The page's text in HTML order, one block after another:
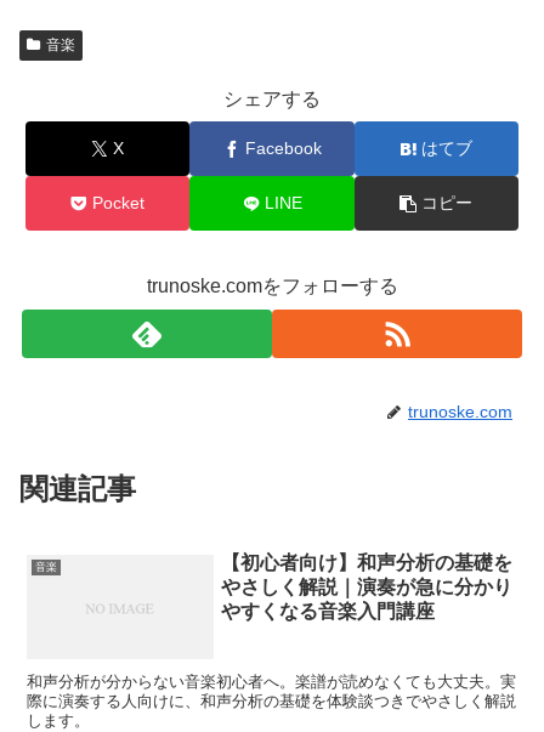
音楽
シェアする
X Facebook はてブ
Pocket LINE コピー
trunoske.comをフォローする
trunoske.com
関連記事
音楽
【初心者向け】和声分析の基礎を
やさしく解説｜演奏が急に分かり
やすくなる音楽入門講座
和声分析が分からない音楽初心者へ。楽譜が読めなくても大丈夫。実
際に演奏する人向けに、和声分析の基礎を体験談つきでやさしく解説
します。